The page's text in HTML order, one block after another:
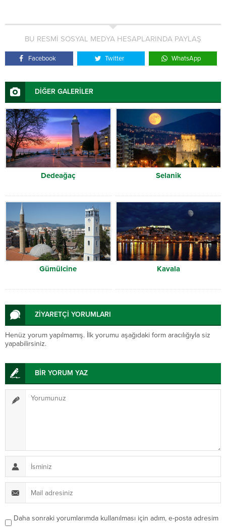
BU RESMİ SOSYAL MEDYA HESAPLARINDA PAYLAŞ
Facebook Twitter WhatsApp
DİĞER GALERİLER
Dedeağaç Selanik
Gümülcine Kavala
ZİYARETÇİ YORUMLARI
Henüz yorum yapılmamış. İlk yorumu aşağıdaki form aracılığıyla siz
yapabilirsiniz.
BİR YORUM YAZ
Daha sonraki yorumlarımda kullanılması için adım, e-posta adresim